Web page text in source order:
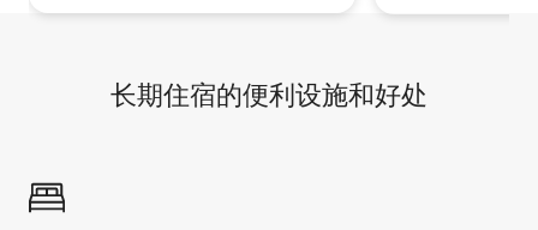
长期住宿的便利设施和好处